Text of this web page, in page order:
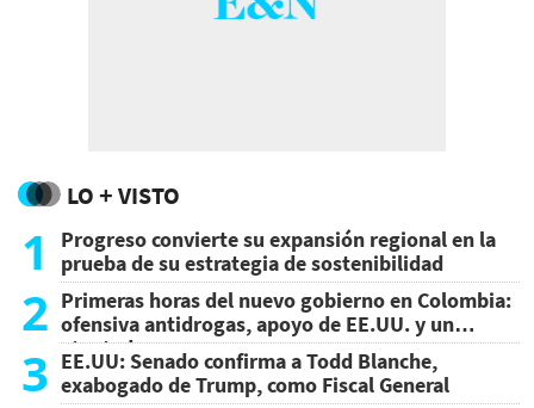
LO + VISTO
1
Progreso convierte su expansión regional en la
prueba de su estrategia de sostenibilidad
2 Primeras horas del nuevo gobierno en Colombia:
ofensiva antidrogas, apoyo de EE.UU. y un
atentado
3 EE.UU: Senado confirma a Todd Blanche,
exabogado de Trump, como Fiscal General